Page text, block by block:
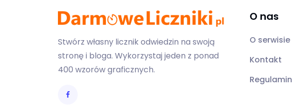
Stwórz własny licznik odwiedzin na swoją
stronę i bloga. Wykorzystaj jeden z ponad
400 wzorów graficznych.
O nas
O serwisie
Kontakt
Regulamin